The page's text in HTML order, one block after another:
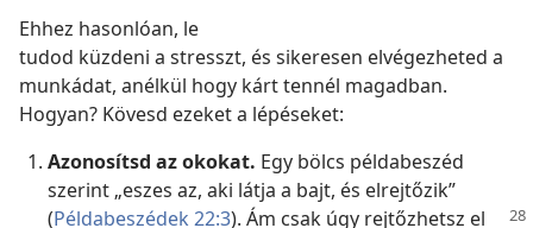
Ehhez hasonlóan, le
tudod küzdeni a stresszt, és sikeresen elvégezheted a
munkádat, anélkül hogy kárt tennél magadban.
Hogyan? Kövesd ezeket a lépéseket:
Azonosítsd az okokat. Egy bölcs példabeszéd
szerint „eszes az, aki látja a bajt, és elrejtőzik”
(Példabeszédek 22:3). Ám csak úgy rejtőzhetsz el